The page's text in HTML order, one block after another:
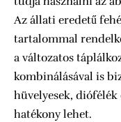
Az állati eredetű
tartalommal
a változatos
kombinálásával is
hüvelyesek, diófélék
hatékony lehet.